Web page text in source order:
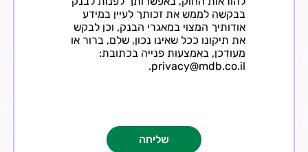
בבקשה לממש את זכותך לעיין במידע
אודותיך המצוי במאגרי הבנק, וכן לבקש
את תיקונו ככל שאינו נכון, שלם, ברור או
מעודכן, באמצעות פנייה בכתובת:
privacy@mdb.co.il.